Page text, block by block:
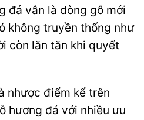
đá vẫn là dòng gỗ mới
không truyền thống như
còn lăn tăn khi quyết
nhược điểm kể trên
hương đá với nhiều ưu